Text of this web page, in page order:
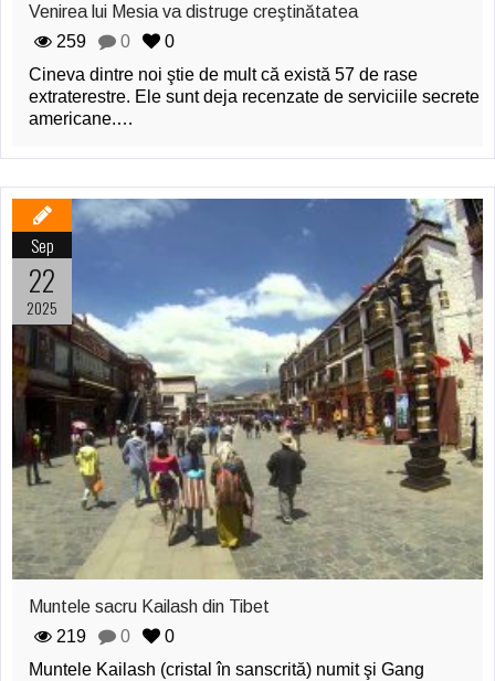
Venirea lui Mesia va distruge creştinătatea
259
0
0
Cineva dintre noi ştie de mult că există 57 de rase
extraterestre. Ele sunt deja recenzate de serviciile secrete
americane.…
Sep
22
2025
Muntele sacru Kailash din Tibet
219
0
0
Muntele Kailash (cristal în sanscrită) numit şi Gang